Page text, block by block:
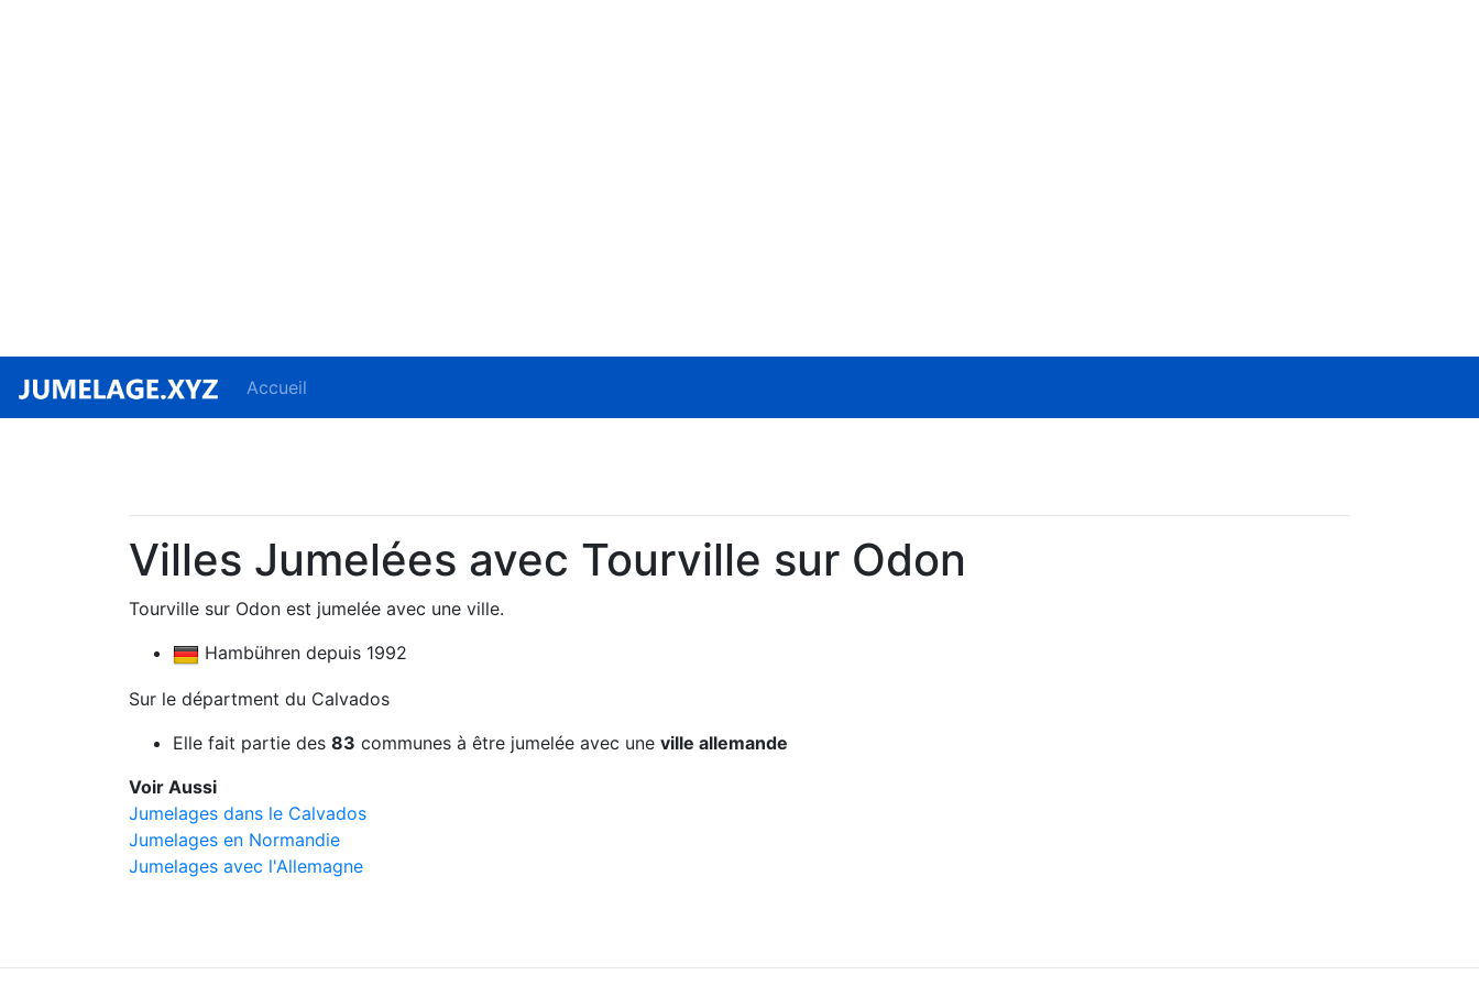
Accueil
Villes Jumelées avec Tourville sur Odon
Tourville sur Odon est jumelée avec une ville.
Hambühren depuis 1992
Sur le départment du Calvados
Elle fait partie des 83 communes à être jumelée avec une ville allemande
Voir Aussi
Jumelages dans le Calvados
Jumelages en Normandie
Jumelages avec l'Allemagne